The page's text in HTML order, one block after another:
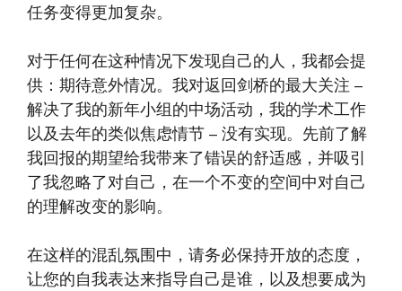
任务变得更加复杂。
对于任何在这种情况下发现自己的人，我都会提
供：期待意外情况。我对返回剑桥的最大关注 –
解决了我的新年小组的中场活动，我的学术工作
以及去年的类似焦虑情节 – 没有实现。先前了解
我回报的期望给我带来了错误的舒适感，并吸引
了我忽略了对自己，在一个不变的空间中对自己
的理解改变的影响。
在这样的混乱氛围中，请务必保持开放的态度，
让您的自我表达来指导自己是谁，以及想要成为